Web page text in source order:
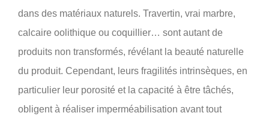
dans des matériaux naturels. Travertin, vrai marbre,
calcaire oolithique ou coquillier… sont autant de
produits non transformés, révélant la beauté naturelle
du produit. Cependant, leurs fragilités intrinsèques, en
particulier leur porosité et la capacité à être tâchés,
obligent à réaliser imperméabilisation avant tout